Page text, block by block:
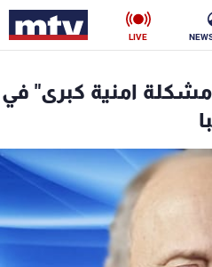
LIVE
امنية كبرى" في
ناس
رياضة